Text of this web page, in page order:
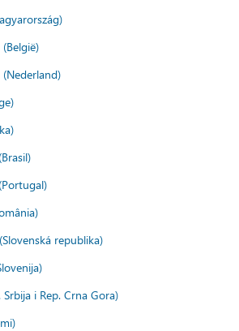
republika)
Srbija i Rep. Crna Gora)